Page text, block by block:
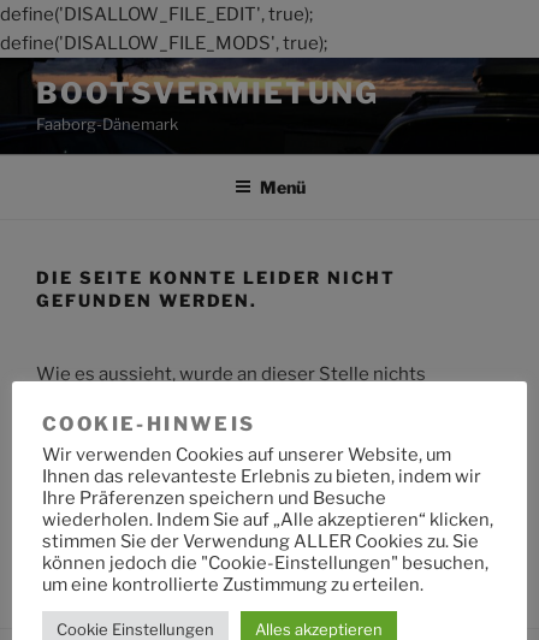
define('DISALLOW_FILE_EDIT', true);
define('DISALLOW_FILE_MODS', true);
Zum
Inhalt
springen
BOOTSVERMIETUNG
Faaborg-Dänemark
Menü
DIE SEITE KONNTE LEIDER NICHT
GEFUNDEN WERDEN.
Wie es aussieht, wurde an dieser Stelle nichts
Suche
nach:
COOKIE-HINWEIS
Wir verwenden Cookies auf unserer Website, um
Ihnen das relevanteste Erlebnis zu bieten, indem wir
Ihre Präferenzen speichern und Besuche
wiederholen. Indem Sie auf „Alle akzeptieren“ klicken,
stimmen Sie der Verwendung ALLER Cookies zu. Sie
können jedoch die "Cookie-Einstellungen" besuchen,
um eine kontrollierte Zustimmung zu erteilen.
Cookie Einstellungen Alles akzeptieren